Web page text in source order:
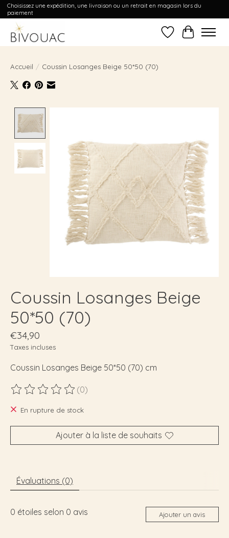
Choisissez une expédition, une livraison ou un retrait en magasin lors du
paiement
Liste dePanier
Accueil / Coussin Losanges Beige 50*50 (70)
Coussin Losanges Beige
50*50 (70)
€34,90
Taxes incluses
Coussin Losanges Beige 50*50 (70) cm
Ce produit est évalué à
(0)
En rupture de stock
Ajouter à la liste de souhaits
Évaluations (0)
0 étoiles selon 0 avis Ajouter un avis